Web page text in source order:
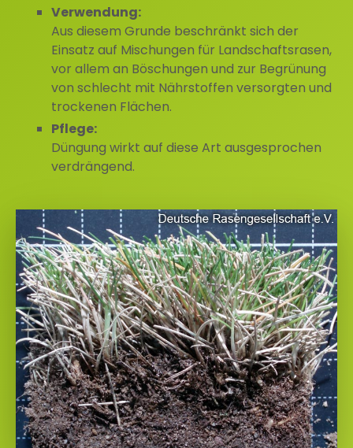
Verwendung:
Aus diesem Grunde beschränkt sich der
Einsatz auf Mischungen für Landschaftsrasen,
vor allem an Böschungen und zur Begrünung
von schlecht mit Nährstoffen versorgten und
trockenen Flächen.
Pflege:
Düngung wirkt auf diese Art ausgesprochen
verdrängend.